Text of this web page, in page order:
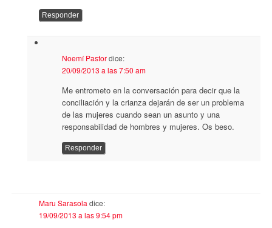
Responder
Noemí Pastordice:
20/09/2013 a las 7:50 am
Me entrometo en la conversación para decir que la
conciliación y la crianza dejarán de ser un problema
de las mujeres cuando sean un asunto y una
responsabilidad de hombres y mujeres. Os beso.
Responder
Maru Sarasola dice:
19/09/2013 a las 9:54 pm